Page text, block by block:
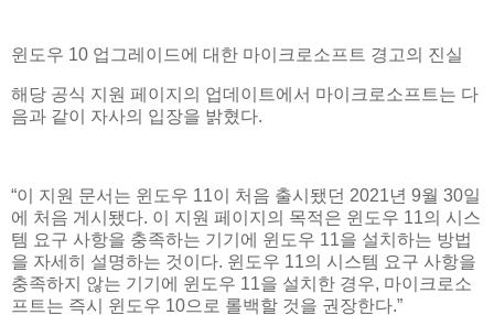
윈도우 10 업그레이드에 대한 마이크로소프트 경고의 진실
해당 공식 지원 페이지의 업데이트에서 마이크로소프트는 다
음과 같이 자사의 입장을 밝혔다.
“이 지원 문서는 윈도우 11이 처음 출시됐던 2021년 9월 30일
에 처음 게시됐다. 이 지원 페이지의 목적은 윈도우 11의 시스
템 요구 사항을 충족하는 기기에 윈도우 11을 설치하는 방법
을 자세히 설명하는 것이다. 윈도우 11의 시스템 요구 사항을
충족하지 않는 기기에 윈도우 11을 설치한 경우, 마이크로소
프트는 즉시 윈도우 10으로 롤백할 것을 권장한다.”